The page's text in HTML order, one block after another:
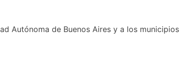
Autónoma de Buenos Aires y a los